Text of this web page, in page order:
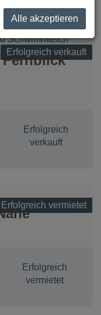
Erfolgreich verkauft
Fernblick
Erfolgreich
verkauft
Erfolgreich vermietet
Erfolgreich
vermietet
Alle akzeptieren